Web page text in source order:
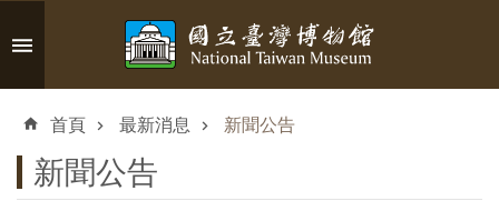
跳到主要內容區塊
搜
首頁 最新消息 新聞公告
新聞公告